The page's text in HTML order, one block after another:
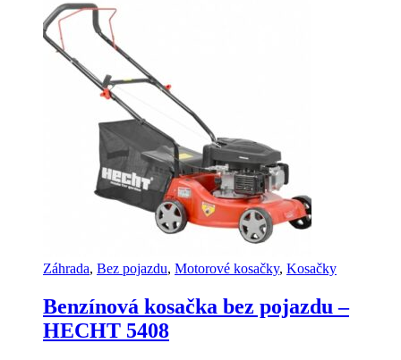
Záhrada, Bez pojazdu, Motorové kosačky, Kosačky
Benzínová kosačka bez pojazdu –
HECHT 5408